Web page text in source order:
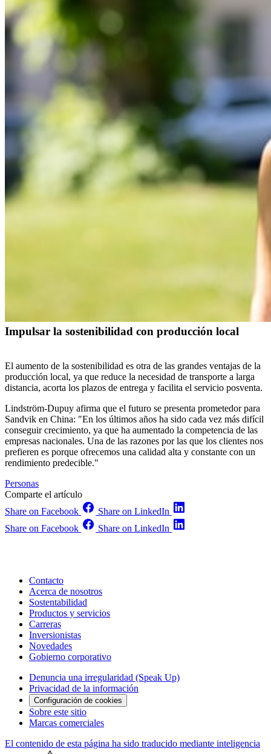
Impulsar la sostenibilidad con producción local
El aumento de la sostenibilidad es otra de las grandes ventajas de la
producción local, ya que reduce la necesidad de transporte a larga
distancia, acorta los plazos de entrega y facilita el servicio posventa.
Lindström-Dupuy afirma que el futuro se presenta prometedor para
Sandvik en China: "En los últimos años ha sido cada vez más difícil
conseguir crecimiento, ya que ha aumentado la competencia de las
empresas nacionales. Una de las razones por las que los clientes nos
prefieren es porque ofrecemos una calidad alta y constante con un
rendimiento predecible."
Personas
Comparte el artículo
Share on Facebook
Share on LinkedIn
Share on Facebook
Share on LinkedIn
Contacto
Acerca de nosotros
Sostentabilidad
Productos y servicios
Carreras
Inversionistas
Novedades
Gobierno corporativo
Denuncia una irregularidad (Speak Up)
Privacidad de la información
Configuración de cookies
Sobre este sitio
Marcas comerciales
El contenido de esta página ha sido traducido mediante inteligencia